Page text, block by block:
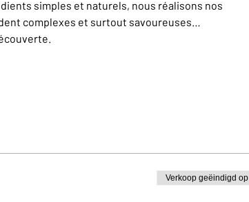
simples et naturels, nous réalisons nos
complexes et surtout savoureuses…
Verkoop geëindigd op